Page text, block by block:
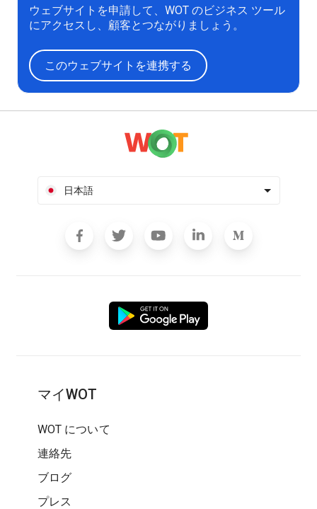
ウェブサイトを申請して、WOT のビジネス ツール
にアクセスし、顧客とつながりましょう。
このウェブサイトを連携する
日本語
マイWOT
WOT について
連絡先
ブログ
プレス